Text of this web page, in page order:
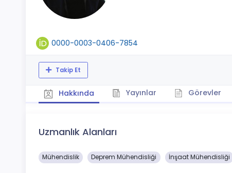
0000-0003-0406-7854
Takip Et
Hakkında Yayınlar Görevler
Uzmanlık Alanları
Mühendislik Deprem Mühendisliği İnşaat Mühendisliği